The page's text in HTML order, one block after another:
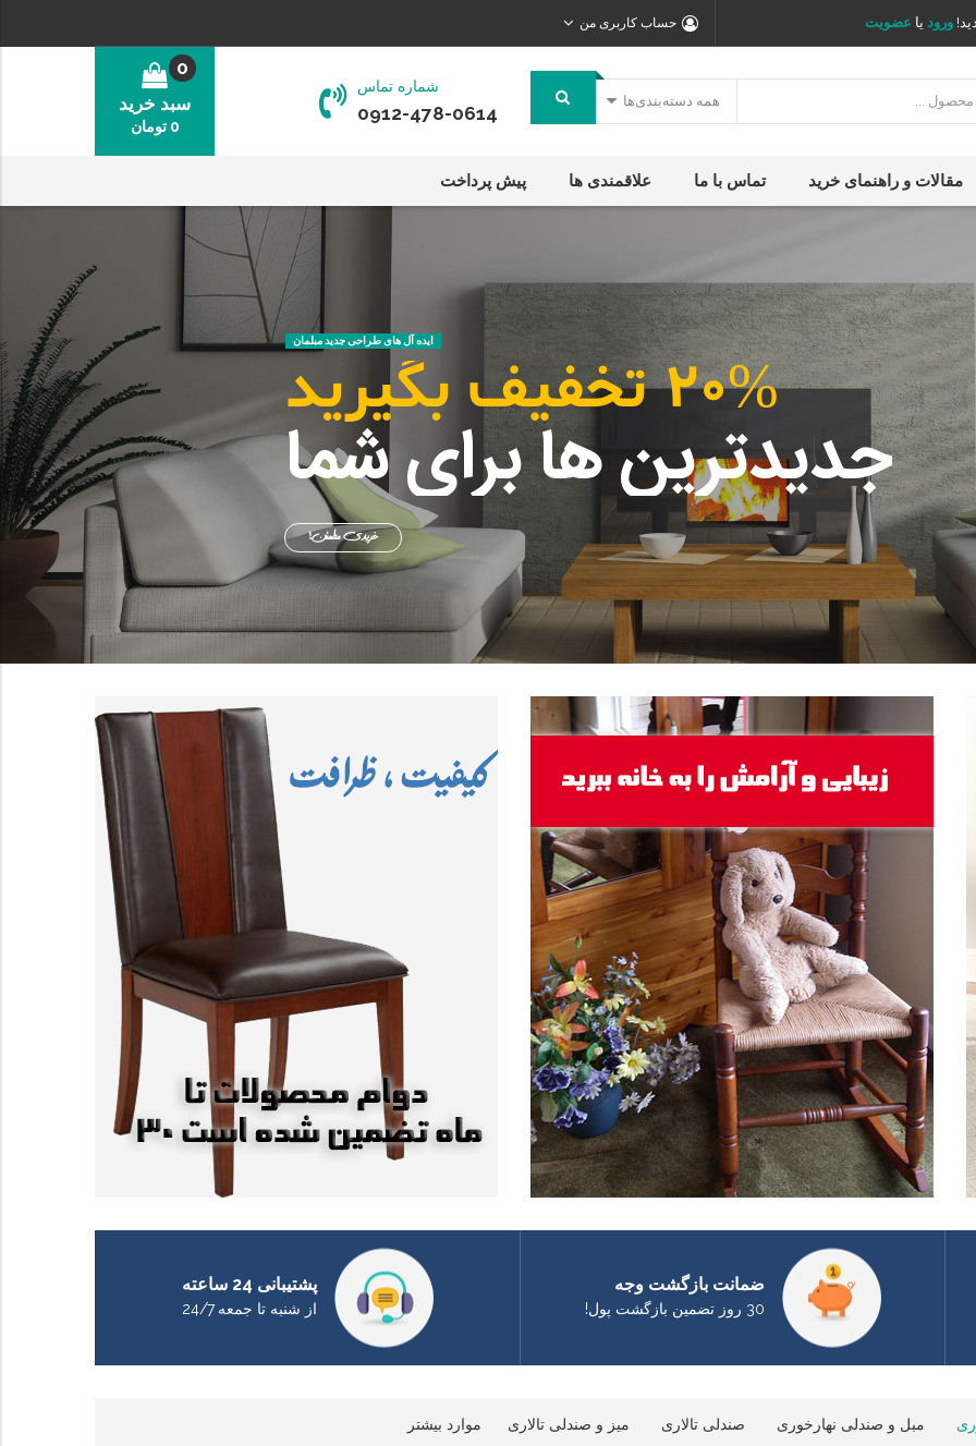
ورود یا عضویت حساب کاربری من
همه دسته‌بندی‌ها
شماره تماس
0912-478-0614 سبد خرید
0
0 تومان
مقالات و راهنمای خرید تماس با ما علاقمندی ها پیش پرداخت
ایده آل های طراحی جدید مبلمان
20% تخفیف بگیرید
جدیدترین ها برای شما
خریدی مطمئن!
ضمانت بازگشت وجه
30 روز تضمین بازگشت پول!
پشتیبانی 24 ساعته
از شنبه تا جمعه 24/7
مبل و صندلی نهارخوری صندلی تالاری میز و صندلی تالاری موارد بیشتر